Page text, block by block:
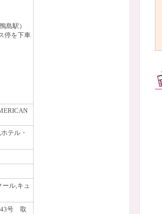
島駅）
停を下車
テル・
ール,キュ
号 取